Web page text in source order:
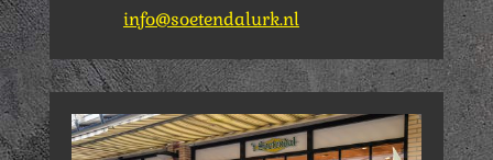
info@soetendalurk.nl